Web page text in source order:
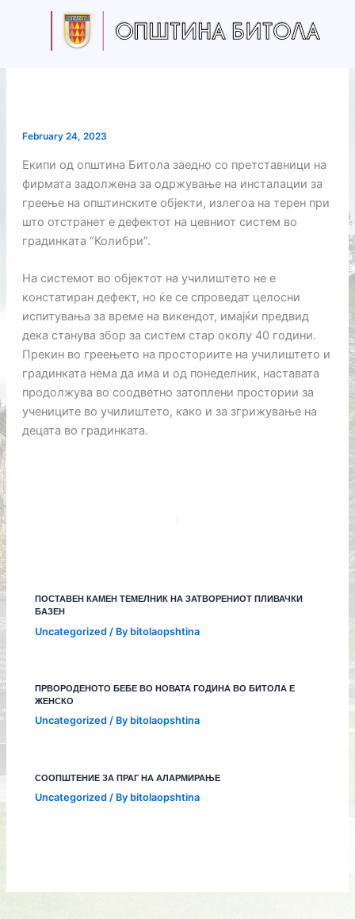
February 24, 2023
Екипи од општина Битола заедно со претставници на
фирмата задолжена за одржување на инсталации за
греење на општинските објекти, излегоа на терен при
што отстранет е дефектот на цевниот систем во
градинката “Колибри”.
На системот во објектот на училиштето не е
констатиран дефект, но ќе се спроведат целосни
испитувања за време на викендот, имајќи предвид
дека станува збор за систем стар околу 40 години.
Прекин во греењето на просториите на училиштето и
градинката нема да има и од понеделник, наставата
продолжува во соодветно затоплени простории за
учениците во училиштето, како и за згрижување на
децата во градинката.
ПОСТАВЕН КАМЕН ТЕМЕЛНИК НА ЗАТВОРЕНИОТ ПЛИВАЧКИ
БАЗЕН
Uncategorized / By bitolaopshtina
ПРВОРОДЕНОТО БЕБЕ ВО НОВАТА ГОДИНА ВО БИТОЛА Е
ЖЕНСКО
Uncategorized / By bitolaopshtina
СООПШТЕНИЕ ЗА ПРАГ НА АЛАРМИРАЊЕ
Uncategorized / By bitolaopshtina